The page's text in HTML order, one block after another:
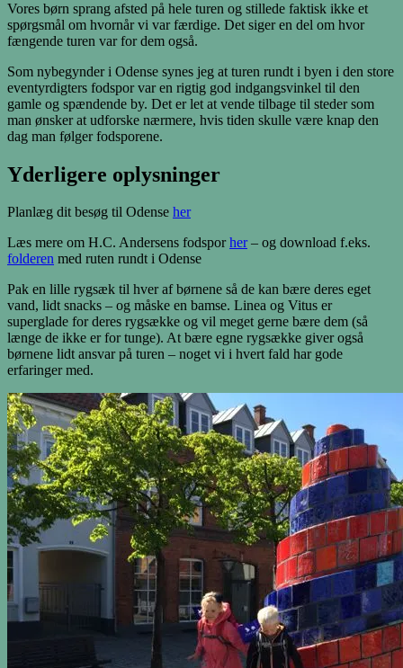
Vores børn sprang afsted på hele turen og stillede faktisk ikke et
spørgsmål om hvornår vi var færdige. Det siger en del om hvor
fængende turen var for dem også.
Som nybegynder i Odense synes jeg at turen rundt i byen i den store
eventyrdigters fodspor var en rigtig god indgangsvinkel til den
gamle og spændende by. Det er let at vende tilbage til steder som
man ønsker at udforske nærmere, hvis tiden skulle være knap den
dag man følger fodsporene.
Yderligere oplysninger
Planlæg dit besøg til Odense her
Læs mere om H.C. Andersens fodsporher– og download f.eks.
folderen med ruten rundt i Odense
Pak en lille rygsæk til hver af børnene så de kan bære deres eget
vand, lidt snacks – og måske en bamse. Linea og Vitus er
superglade for deres rygsække og vil meget gerne bære dem (så
længe de ikke er for tunge). At bære egne rygsække giver også
børnene lidt ansvar på turen – noget vi i hvert fald har gode
erfaringer med.